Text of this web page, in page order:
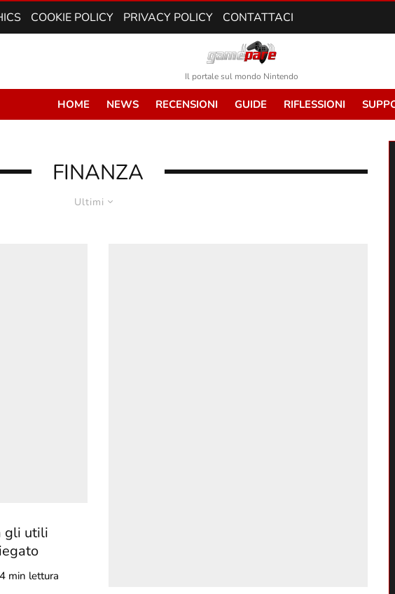
COOKIE POLICY PRIVACY POLICY CONTATTACI
Il portale sul mondo Nintendo
HOME NEWS RECENSIONI GUIDE RIFLESSIONI
FINANZA
Ultimi
gli utili
4 min lettura